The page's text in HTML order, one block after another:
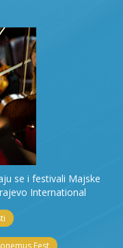
se i festivali Majske
International
Fest